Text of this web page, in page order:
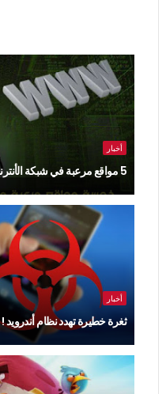
أخبار
5 مواقع مرعبة في شبكة الأنترنت قد تكون لم تسمع بها من قبل.
أخبار
ثغرة خطيرة تهدد نظام أندرويد !